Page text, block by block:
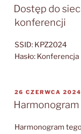
W
Dostęp do
konferencji
SSID: KPZ2024
Hasło: Konferencja
OPUBLIKOWANE
W
26 CZERWCA 2024
Harmonogram